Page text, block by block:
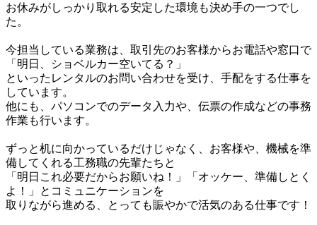
お休みがしっかり取れる安定した環境も決め手の一つでし
た。
今担当している業務は、取引先のお客様からお電話や窓口で
「明日、ショベルカー空いてる？」
といったレンタルのお問い合わせを受け、手配をする仕事を
しています。
他にも、パソコンでのデータ入力や、伝票の作成などの事務
作業も行います。
ずっと机に向かっているだけじゃなく、お客様や、機械を準
備してくれる工務職の先輩たちと
「明日これ必要だからお願いね！」「オッケー、準備しとく
よ！」とコミュニケーションを
取りながら進める、とっても賑やかで活気のある仕事です！